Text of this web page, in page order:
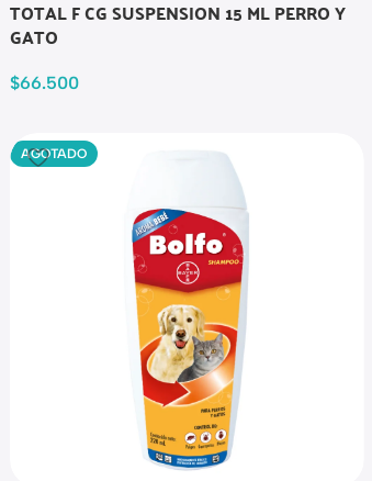
TOTAL F CG SUSPENSION 15 ML PERRO Y
GATO
$66.500
AGOTADO